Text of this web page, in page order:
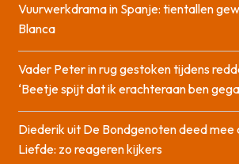
Vuurwerkdrama in Spanje: tientallen
Blanca
Vader Peter in rug gestoken tijdens
‘Beetje spijt dat ik erachteraan ben
Diederik uit De Bondgenoten deed mee
Liefde: zo reageren kijkers